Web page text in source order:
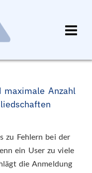
maximale Anzahl
zu Fehlern bei der
ein User zu viele
die Anmeldung